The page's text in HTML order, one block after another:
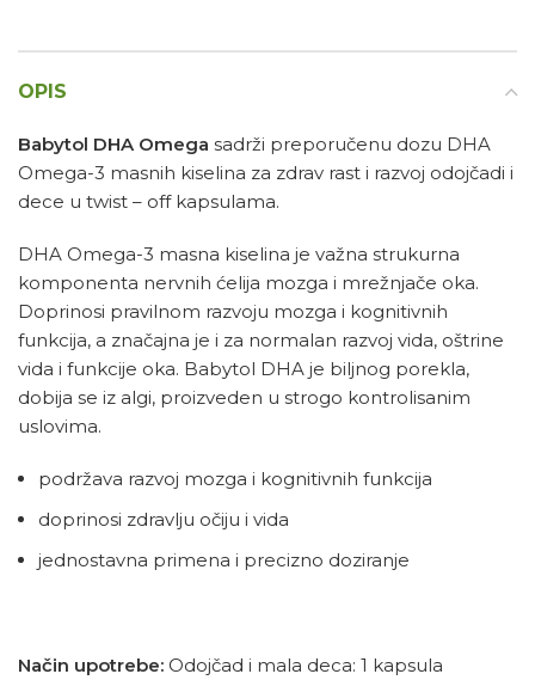
OPIS
Babytol DHA Omega sadrži preporučenu dozu DHA
Omega-3 masnih kiselina za zdrav rast i razvoj odojčadi i
dece u twist – off kapsulama.
DHA Omega-3 masna kiselina je važna strukurna
komponenta nervnih ćelija mozga i mrežnjače oka.
Doprinosi pravilnom razvoju mozga i kognitivnih
funkcija, a značajna je i za normalan razvoj vida, oštrine
vida i funkcije oka. Babytol DHA je biljnog porekla,
dobija se iz algi, proizveden u strogo kontrolisanim
uslovima.
podržava razvoj mozga i kognitivnih funkcija
doprinosi zdravlju očiju i vida
jednostavna primena i precizno doziranje
Način upotrebe: Odojčad i mala deca: 1 kapsula